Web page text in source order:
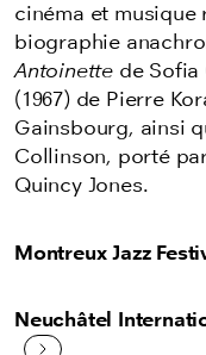
cinéma et musique
biographie
Antoinette de
(1967) de Pierre
Gainsbourg, ainsi
Collinson, porté
Quincy Jones.
Montreux Jazz
Neuchâtel